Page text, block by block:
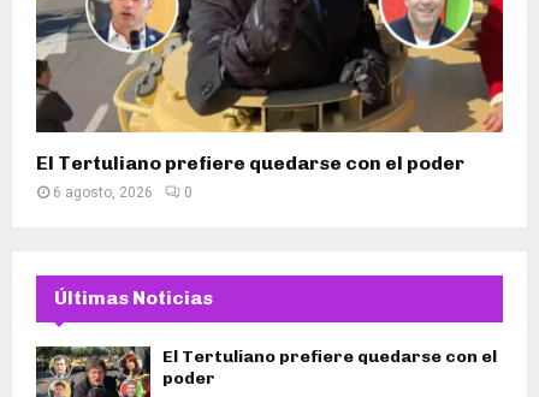
El Tertuliano prefiere quedarse con el poder
6 agosto, 2026 0
Últimas Noticias
El Tertuliano prefiere quedarse con el
poder